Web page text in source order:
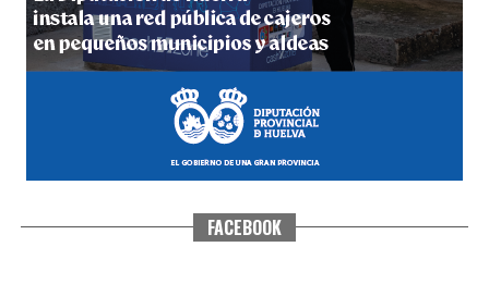
hace 1 semana·Huelvatv
SEXTA CORRIDA DE LAS FIESTAS COLOMBINAS
FACEBOOK